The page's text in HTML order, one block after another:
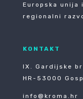
Europska unija
regionalni
KONTAKT
IX. Gardijske
HR-53000
info@kroma.hr